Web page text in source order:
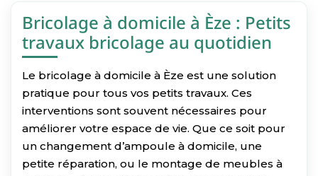
Bricolage à domicile à Èze : Petits
travaux bricolage au quotidien
Le bricolage à domicile à Èze est une solution
pratique pour tous vos petits travaux. Ces
interventions sont souvent nécessaires pour
améliorer votre espace de vie. Que ce soit pour
un changement d’ampoule à domicile, une
petite réparation, ou le montage de meubles à